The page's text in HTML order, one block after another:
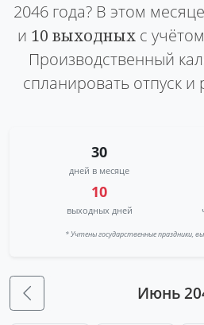
2046 года? В этом месяце
и 10 выходных с
Производственный
спланировать отпуск и
30
дней в месяце
10
выходных дней
* Учтены государственные праздники,
Июнь